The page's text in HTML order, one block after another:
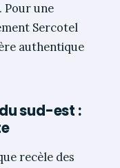
Pour une
Sercotel
authentique
sud-est :
recèle des